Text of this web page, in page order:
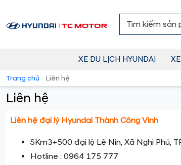
XE DU LỊCH HYUNDAI
Trang chủ Liên hệ
Liên hệ
Liên hệ đại lý Hyundai Thành Công Vinh
SKm3+500 đại lộ Lê Nin, Xã Nghi Phú,
Hotline : 0964 175 777